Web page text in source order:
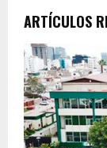
ARTÍCULOS